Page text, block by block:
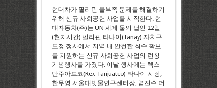
현대차가 필리핀 물부족 문제를 해결하기
위해 신규 사회공헌 사업을 시작한다. 현
대자동차(주)는 UN 세계 물의 날인 22일
(현지시간) 필리핀 타나이(Tanay) 자치구
도청 청사에서 지역 내 안전한 식수 확보
를 지원하는 신규 사회공헌 사업의 런칭
기념행사를 가졌다. 이날 행사에는 렉스
탄주아트코(Rex Tanjuatco) 타나이 시장,
한무영 서울대빗물연구센터장, 염진수 더